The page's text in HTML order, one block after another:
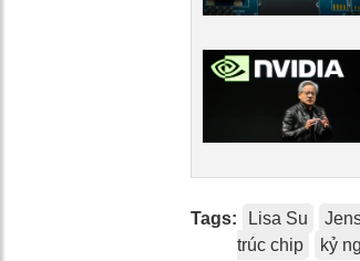
Tags: Lisa Su
trúc chip
kỷ